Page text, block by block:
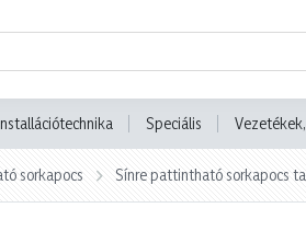
Speciális
sorkapocs Sínre pattintható sorkapocs